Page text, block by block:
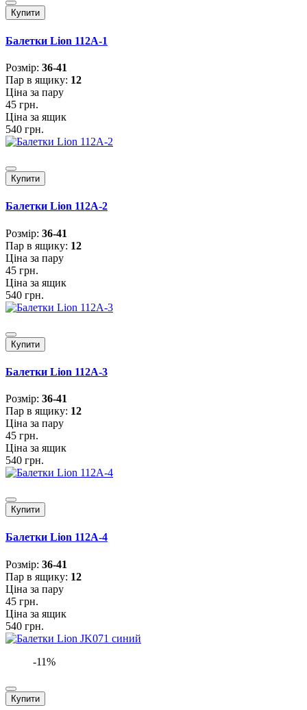
Купити
Балетки Lion 112A-1
Розмiр: 36-41
Пар в ящику: 12
Ціна за пару
45 грн.
Ціна за ящик
540 грн.
Купити
Балетки Lion 112A-2
Розмiр: 36-41
Пар в ящику: 12
Ціна за пару
45 грн.
Ціна за ящик
540 грн.
Купити
Балетки Lion 112A-3
Розмiр: 36-41
Пар в ящику: 12
Ціна за пару
45 грн.
Ціна за ящик
540 грн.
Купити
Балетки Lion 112A-4
Розмiр: 36-41
Пар в ящику: 12
Ціна за пару
45 грн.
Ціна за ящик
540 грн.
-11%
Купити